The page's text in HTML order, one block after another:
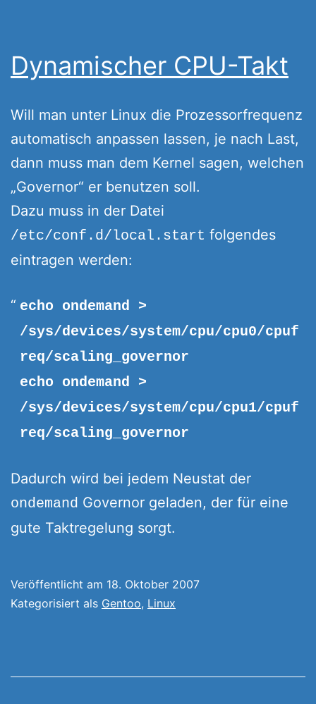
Dynamischer CPU-Takt
Will man unter Linux die Prozessorfrequenz
automatisch anpassen lassen, je nach Last,
dann muss man dem Kernel sagen, welchen
„Governor“ er benutzen soll.
Dazu muss in der Datei
/etc/conf.d/local.start folgendes
eintragen werden:
echo ondemand >
/sys/devices/system/cpu/cpu0/cpuf
req/scaling_governor
echo ondemand >
/sys/devices/system/cpu/cpu1/cpuf
req/scaling_governor
Dadurch wird bei jedem Neustat der
ondemand Governor geladen, der für eine
gute Taktregelung sorgt.
Veröffentlicht am 18. Oktober 2007
Kategorisiert als Gentoo, Linux